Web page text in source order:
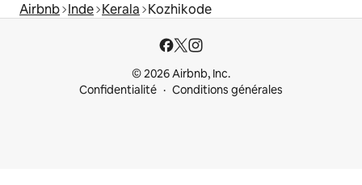
Airbnb Inde Kerala Kozhikode
© 2026 Airbnb, Inc.
Confidentialité
Conditions générales